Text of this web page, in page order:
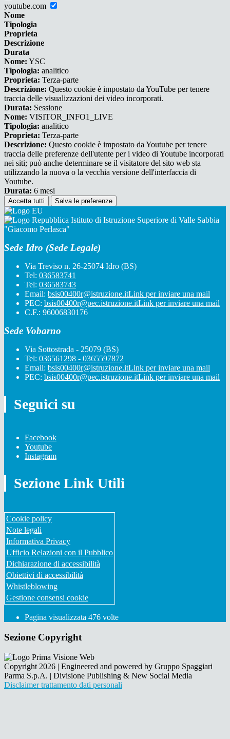
youtube.com
Nome
Tipologia
Proprieta
Descrizione
Durata
Nome: YSC
Tipologia: analitico
Proprieta: Terza-parte
Descrizione: Questo cookie è impostato da YouTube per tenere
traccia delle visualizzazioni dei video incorporati.
Durata: Sessione
Nome: VISITOR_INFO1_LIVE
Tipologia: analitico
Proprieta: Terza-parte
Descrizione: Questo cookie è impostato da Youtube per tenere
traccia delle preferenze dell'utente per i video di Youtube incorporati
nei siti; può anche determinare se il visitatore del sito web sta
utilizzando la nuova o la vecchia versione dell'interfaccia di
Youtube.
Durata: 6 mesi
Accetta tutti Salva le preferenze
Istituto di Istruzione Superiore di Valle Sabbia
"Giacomo Perlasca"
Sede Idro (Sede Legale)
Via Treviso n. 26-25074 Idro (BS)
Tel: 036583741
Tel: 036583743
Email: bsis00400r@istruzione.itLink per inviare una mail
PEC: bsis00400r@pec.istruzione.itLink per inviare una mail
C.F.: 96006830176
Sede Vobarno
Via Sottostrada - 25079 (BS)
Tel: 036561298 - 0365597872
Email: bsis00400r@istruzione.itLink per inviare una mail
PEC: bsis00400r@pec.istruzione.itLink per inviare una mail
Seguici su
Facebook
Youtube
Instagram
Sezione Link Utili
Cookie policy
Note legali
Informativa Privacy
Ufficio Relazioni con il Pubblico
Dichiarazione di accessibilità
Obiettivi di accessibilità
Whistleblowing
Gestione consensi cookie
Pagina visualizzata 476 volte
Sezione Copyright
Copyright 2026 | Engineered and powered by Gruppo Spaggiari
Parma S.p.A. | Divisione Publishing & New Social Media
Disclaimer trattamento dati personali